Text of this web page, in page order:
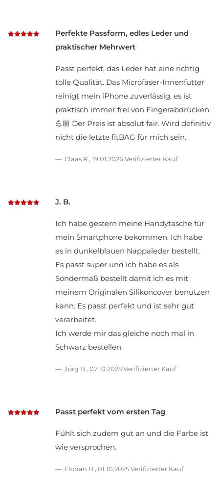
Perfekte Passform, edles Leder und
praktischer Mehrwert
Passt perfekt, das Leder hat eine richtig
tolle Qualität. Das Microfaser-Innenfutter
reinigt mein iPhone zuverlässig, es ist
praktisch immer frei von Fingerabdrücken.
💪🏼 Der Preis ist absolut fair. Wird definitiv
nicht die letzte fitBAG für mich sein.
Claas R , 19.01.2026Verifizierter Kauf
J. B.
Ich habe gestern meine Handytasche für
mein Smartphone bekommen. Ich habe
es in dunkelblauen Nappaleder bestellt.
Es passt super und ich habe es als
Sondermaß bestellt damit ich es mit
meinem Originalen Silikoncover benutzen
kann. Es passt perfekt und ist sehr gut
verarbeitet.
Ich werde mir das gleiche noch mal in
Schwarz bestellen.
Jörg B , 07.10.2025Verifizierter Kauf
Passt perfekt vom ersten Tag
Fühlt sich zudem gut an und die Farbe ist
wie versprochen.
Florian B , 01.10.2025Verifizierter Kauf